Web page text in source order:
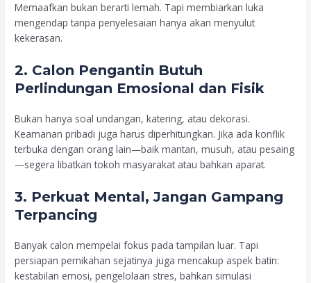
Memaafkan bukan berarti lemah. Tapi membiarkan luka
mengendap tanpa penyelesaian hanya akan menyulut
kekerasan.
2. Calon Pengantin Butuh
Perlindungan Emosional dan Fisik
Bukan hanya soal undangan, katering, atau dekorasi.
Keamanan pribadi juga harus diperhitungkan. Jika ada konflik
terbuka dengan orang lain—baik mantan, musuh, atau pesaing
—segera libatkan tokoh masyarakat atau bahkan aparat.
3. Perkuat Mental, Jangan Gampang
Terpancing
Banyak calon mempelai fokus pada tampilan luar. Tapi
persiapan pernikahan sejatinya juga mencakup aspek batin:
kestabilan emosi, pengelolaan stres, bahkan simulasi